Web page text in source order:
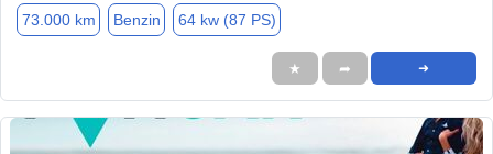
73.000 km Benzin 64 kw (87 PS)
★ ➦ ➜